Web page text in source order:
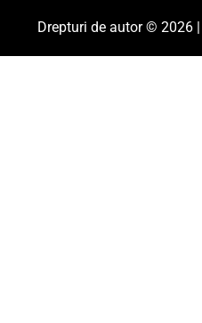
Drepturi de autor © 2026